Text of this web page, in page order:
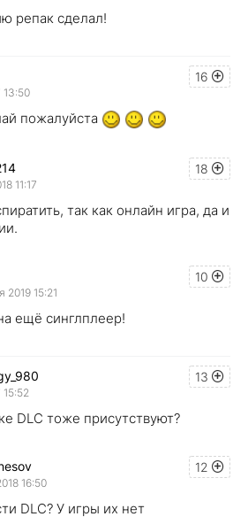
репак сделал!
16
13:50
пожалуйста
18
11:17
так как онлайн игра, да и
10
2019 15:21
ещё синглплеер!
13
15:52
DLC тоже присутствуют?
12
16:50
DLC? У игры их нет